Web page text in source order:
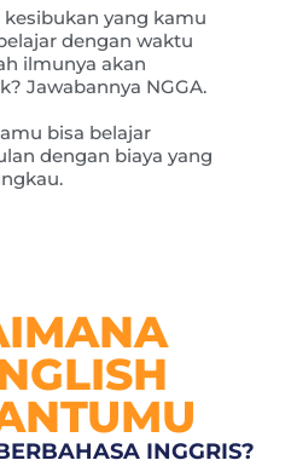
yang kamu
dengan waktu
ilmunya akan
Jawabannya NGGA.
bisa belajar
dengan biaya yang
INGGRIS?